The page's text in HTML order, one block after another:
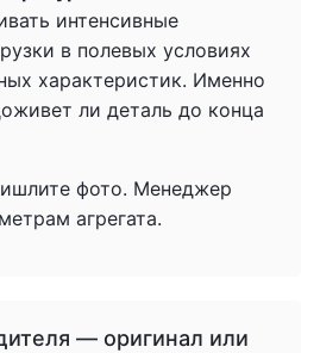
интенсивные
в полевых условиях
характеристик. Именно
ли деталь до конца
фото. Менеджер
агрегата.
— оригинал или